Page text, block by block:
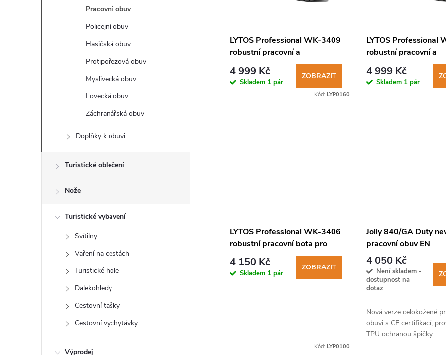
n
Pracovní obuv
Policejní obuv
Hasičská obuv
Protipořezová obuv
Myslivecká obuv
Lovecká obuv
Záchranářská obuv
Doplňky k obuvi
Turistické oblečení
Nože
Turistické vybavení
Svítilny
Vaření na cestách
Turistické hole
Dalekohledy
Cestovní tašky
Cestovní vychytávky
Výprodej
o
LYTOS Professional WK-3409
robustní pracovní a
záchranářská obuv
4 999 Kč
Skladem 1 pár
ZOBRAZIT
Kód:LYP0160
LYTOS Professional
robustní pracovní a
záchranářská obuv
4 999 Kč
Skladem 1 pár
LYTOS Professional WK-3406
robustní pracovní bota pro
záchranáře
4 150 Kč
Skladem 1 pár
ZOBRAZIT
Kód:LYP0100
Jolly 840/GA Duty
pracovní obuv EN
20345:2011 S3 WR
4 050 Kč
Není skladem -
dostupnost na
dotaz
Nová verze celokožené
obuvi s CE certifikací,
TPU ochranou špičky.